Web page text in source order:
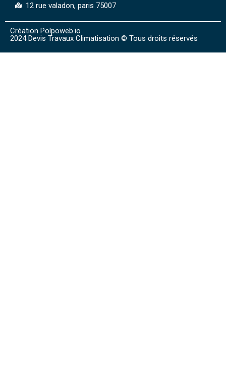
12 rue valadon, paris 75007
Création Polpoweb.io
2024 Devis Travaux Climatisation © Tous droits réservés